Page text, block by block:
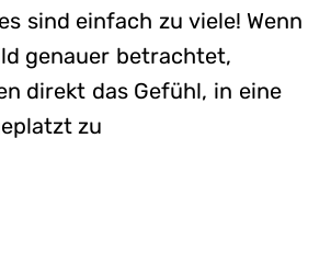
sind einfach zu viele! Wenn
genauer betrachtet,
direkt das Gefühl, in eine
zu